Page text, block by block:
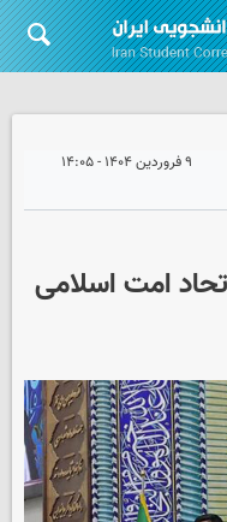
۹ فروردین ۱۴۰۴ - ۱۴:۰۵
امت اسلامی